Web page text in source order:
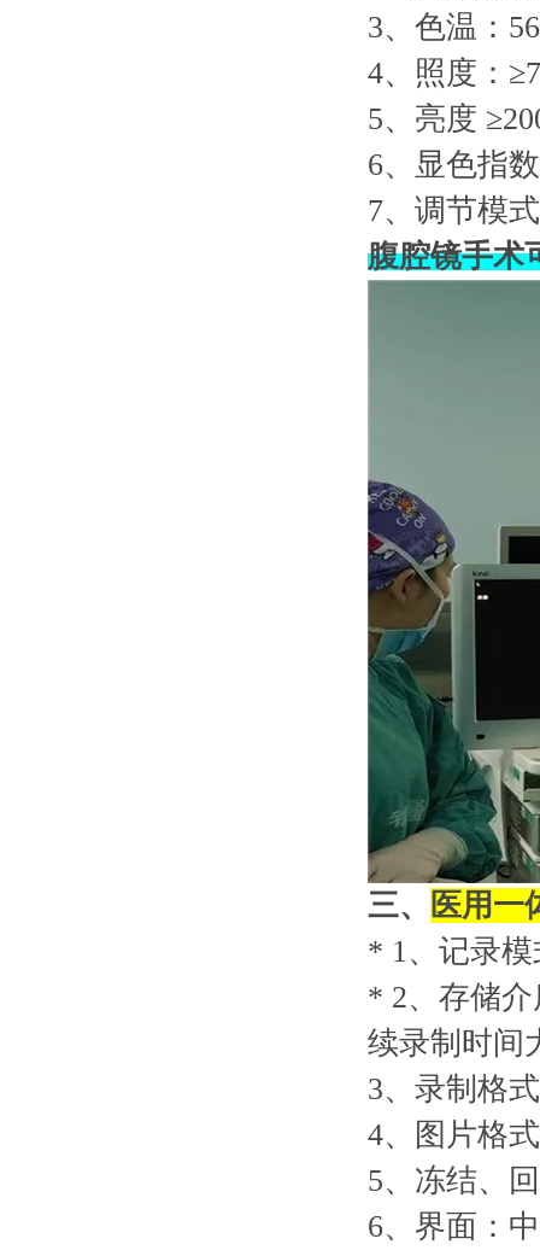
3、色温：
4、照度：
5、亮度
6、显色指
7、调节模
腹腔镜手术
三、
医用一
* 1、 记录
* 2、存储
续录制时间
3、录制格
4、图片格
5、冻结、
6、界面：